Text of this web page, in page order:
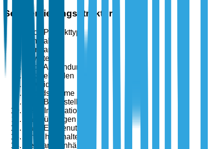
Segmentierungsstruktur
Nach Produkttyp
Kompakt
Standard
Erweiterbar
Nach Anwendung
Netzgebunden
Off-Grid
Hybridsysteme
Nach Bereitstellung
Neue Installationen
Nachrüstungen
Nach Endbenutzer
Einzelhaushalte
Mehrfamilienhäuser